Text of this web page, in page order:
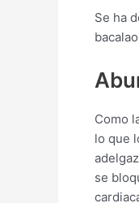
Se ha
bacalao
Como
lo que
se